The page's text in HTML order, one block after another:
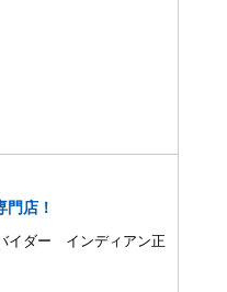
店！
イダー インディアン正